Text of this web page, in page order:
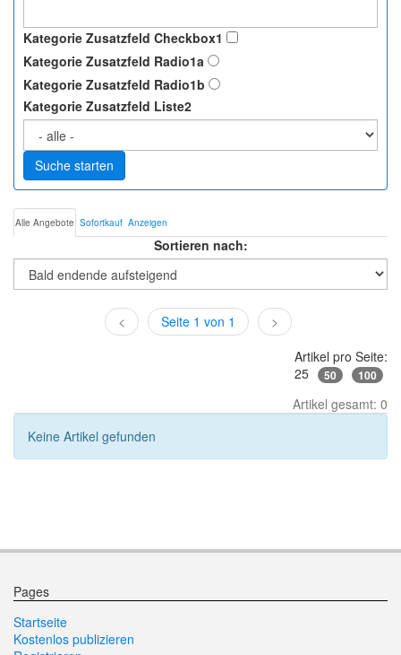
Kategorie Zusatzfeld Checkbox1
Kategorie Zusatzfeld Radio1a
Kategorie Zusatzfeld Radio1b
Kategorie Zusatzfeld Liste2
Suche starten
Alle Angebote Sofortkauf Anzeigen
Sortieren nach:
< Seite 1 von 1
>
Artikel pro Seite:
25
50 100
Artikel gesamt: 0
Keine Artikel gefunden
Pages
Startseite
Kostenlos publizieren